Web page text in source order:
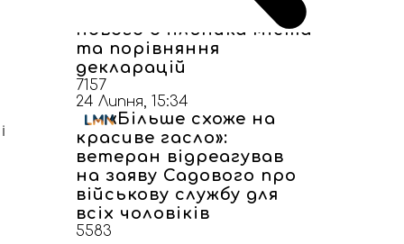
Самборі реагують на
нового очільника міста
та порівняння
декларацій
7157
24 Липня, 15:34
«Більше схоже на
красиве гасло»:
ветеран відреагував
на заяву Садового про
військову службу для
всіх чоловіків
5583